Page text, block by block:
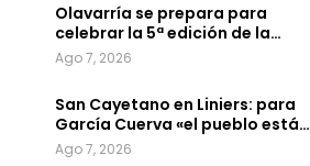
Olavarría se prepara para
celebrar la 5ª edición de la…
Ago 7, 2026
San Cayetano en Liniers: para
García Cuerva «el pueblo está…
Ago 7, 2026